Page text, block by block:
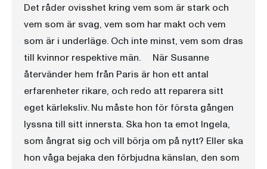
Det råder ovisshet kring vem som är stark och
vem som är svag, vem som har makt och vem
som är i underläge. Och inte minst, vem som dras
till kvinnor respektive män. När Susanne
återvänder hem från Paris är hon ett antal
erfarenheter rikare, och redo att reparera sitt
eget kärleksliv. Nu måste hon för första gången
lyssna till sitt innersta. Ska hon ta emot Ingela,
som ångrat sig och vill börja om på nytt? Eller ska
hon våga bejaka den förbjudna känslan, den som